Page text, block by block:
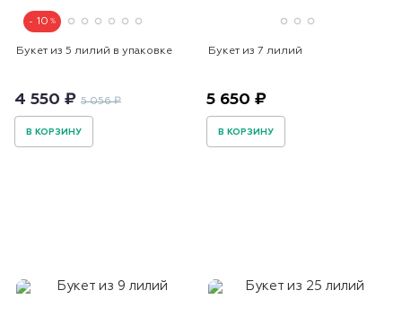
10
Букет из 5 лилий в упаковке
4 550 ₽ 5 056 ₽
В КОРЗИНУ
Букет из 7 лилий
5 650 ₽
В КОРЗИНУ